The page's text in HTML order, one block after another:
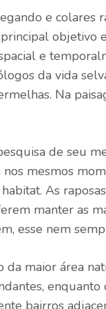
e colares
objetivo
e
da vida
Na
de seu
mesmos
As
manter as
esse nem
da maior área
bairros